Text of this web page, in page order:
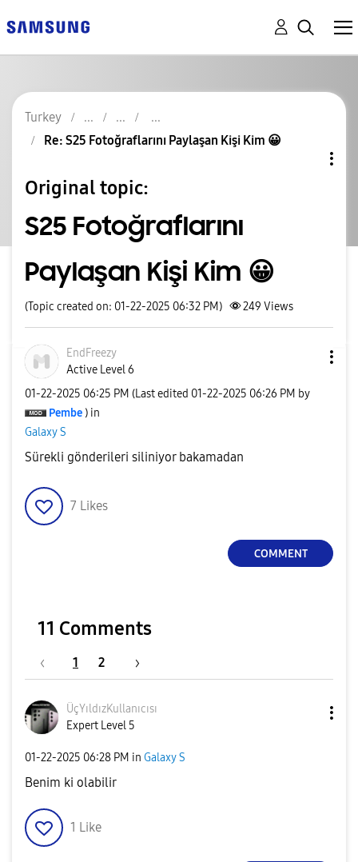
Turkey
Re: S25 Fotoğraflarını Paylaşan Kişi Kim 😀
Original topic:
S25 Fotoğraflarını
Paylaşan Kişi Kim 😀
(Topic created on: 01-22-2025 06:32 PM) 249 Views
EndFreezy
Active Level 6
‎01-22-2025 06:25 PM (Last edited ‎01-22-2025 06:26 PM by
Pembe ) in
Galaxy S
Sürekli gönderileri siliniyor bakamadan
7 Likes
COMMENT
11 Comments
1 2
ÜçYıldızKullanıcısı
Expert Level 5
‎01-22-2025 06:28 PM in Galaxy S
Benim ki olabilir
1 Like